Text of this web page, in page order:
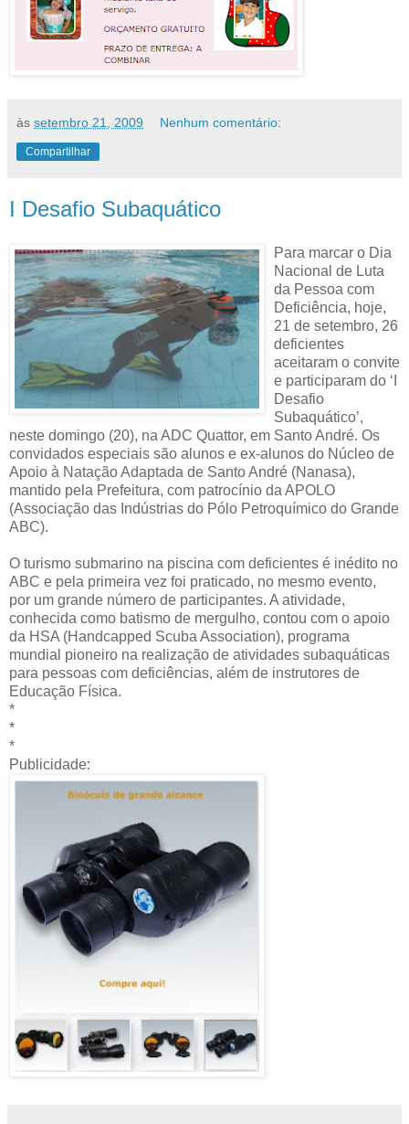
às setembro 21, 2009 Nenhum comentário:
Compartilhar
I Desafio Subaquático
Para marcar o Dia
Nacional de Luta
da Pessoa com
Deficiência, hoje,
21 de setembro, 26
deficientes
aceitaram o convite
e participaram do ‘I
Desafio
Subaquático’,
neste domingo (20), na ADC Quattor, em Santo André. Os
convidados especiais são alunos e ex-alunos do Núcleo de
Apoio à Natação Adaptada de Santo André (Nanasa),
mantido pela Prefeitura, com patrocínio da APOLO
(Associação das Indústrias do Pólo Petroquímico do Grande
ABC).
O turismo submarino na piscina com deficientes é inédito no
ABC e pela primeira vez foi praticado, no mesmo evento,
por um grande número de participantes. A atividade,
conhecida como batismo de mergulho, contou com o apoio
da HSA (Handcapped Scuba Association), programa
mundial pioneiro na realização de atividades subaquáticas
para pessoas com deficiências, além de instrutores de
Educação Física.
*
*
*
Publicidade: